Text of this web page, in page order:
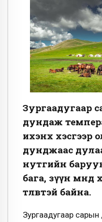
Зургаадугаар
дундаж
ихэнх хэсгээр
дунджаас
нутгийн баруун
бага, зүүн
төлөвтэй байна.
Зургаадугаар